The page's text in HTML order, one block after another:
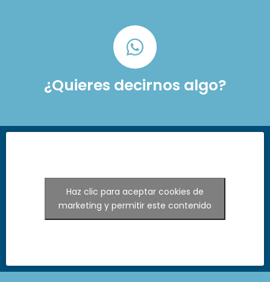
¿Quieres decirnos algo?
Haz clic para aceptar cookies de
marketing y permitir este contenido